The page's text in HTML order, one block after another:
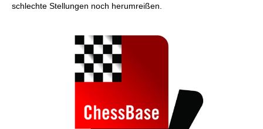
schlechte Stellungen noch herumreißen.